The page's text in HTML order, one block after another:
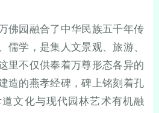
园融合了中华民族五千年传
儒学，是集人文景观、旅游、
里不仅供奉着万尊形态各异的
造的燕孝经碑，碑上铭刻着孔
文化与现代园林艺术有机融